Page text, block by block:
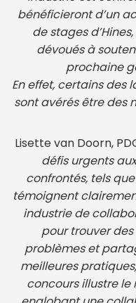
bénéficieront d’un
de stages
dévoués à
prochaine
En effet, certains des
sont avérés être des
Lisette van Doorn,
défis urgents
confrontés, tels
témoignent
industrie de
pour trouver
problèmes et
meilleures
concours illustre